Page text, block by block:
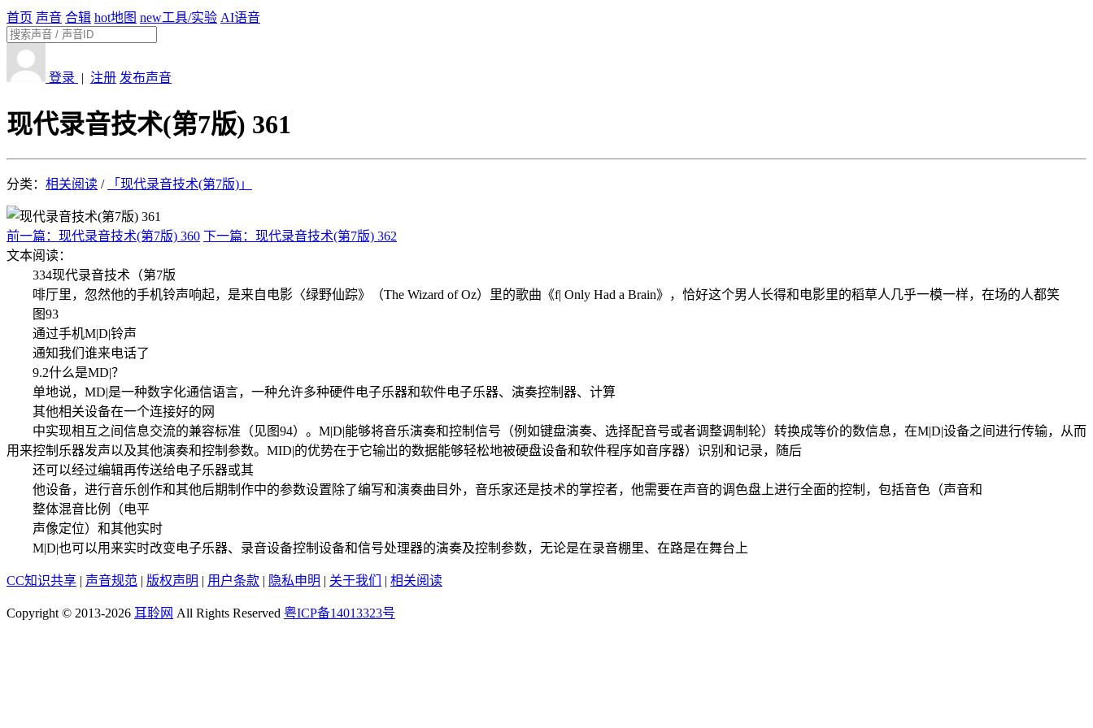
首页 声音 合辑 hot地图 new工具/实验 AI语音
登录 | 注册 发布声音
现代录音技术(第7版) 361
分类： 相关阅读 / 「现代录音技术(第7版)」
前一篇：现代录音技术(第7版) 360 下一篇：现代录音技术(第7版) 362
文本阅读：
334现代录音技术（第7版
啡厅里，忽然他的手机铃声响起，是来自电影〈绿野仙踪》（The Wizard of Oz）里的歌曲《f| Only Had a Brain》，恰好这个男人长得和电影里的稻草人几乎一模一样，在场的人都笑
图93
通过手机M|D|铃声
通知我们谁来电话了
9.2什么是MD|？
单地说，MD|是一种数字化通信语言，一种允许多种硬件电子乐器和软件电子乐器、演奏控制器、计算
其他相关设备在一个连接好的网
中实现相互之间信息交流的兼容标准（见图94）。M|D|能够将音乐演奏和控制信号（例如键盘演奏、选择配音号或者调整调制轮）转换成等价的数信息，在M|D|设备之间进行传输，从而
用来控制乐器发声以及其他演奏和控制参数。MID|的优势在于它输岀的数据能够轻松地被硬盘设备和软件程序如音序器）识别和记录，随后
还可以经过编辑再传送给电子乐器或其
他设备，进行音乐创作和其他后期制作中的参数设置除了编写和演奏曲目外，音乐家还是技术的掌控者，他需要在声音的调色盘上进行全面的控制，包括音色（声音和
整体混音比例（电平
声像定位）和其他实时
M|D|也可以用来实时改变电子乐器、录音设备控制设备和信号处理器的演奏及控制参数，无论是在录音棚里、在路是在舞台上
CC知识共享 | 声音规范 | 版权声明 | 用户条款 | 隐私申明 | 关于我们 | 相关阅读
Copyright © 2013-2026 耳聆网 All Rights Reserved 粤ICP备14013323号